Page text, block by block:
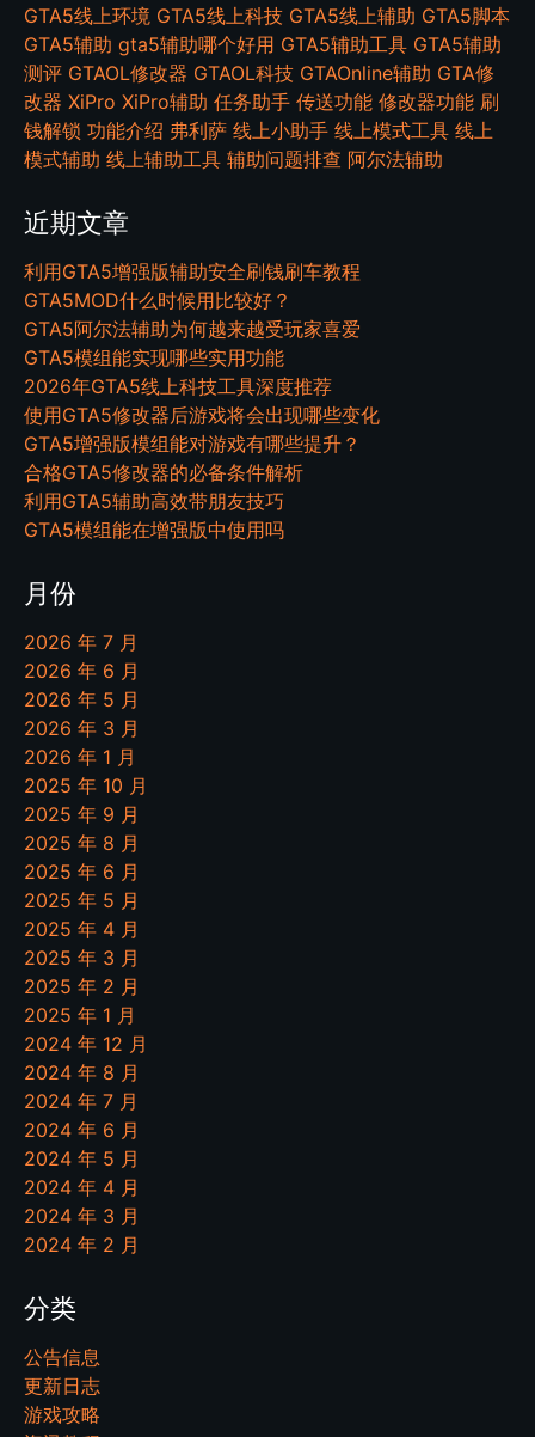
GTA5线上环境 GTA5线上科技 GTA5线上辅助 GTA5脚本
GTA5辅助 gta5辅助哪个好用 GTA5辅助工具 GTA5辅助
测评 GTAOL修改器 GTAOL科技 GTAOnline辅助 GTA修
改器 XiPro XiPro辅助 任务助手 传送功能 修改器功能 刷
钱解锁 功能介绍 弗利萨 线上小助手 线上模式工具 线上
模式辅助 线上辅助工具 辅助问题排查 阿尔法辅助
近期文章
利用GTA5增强版辅助安全刷钱刷车教程
GTA5MOD什么时候用比较好？
GTA5阿尔法辅助为何越来越受玩家喜爱
GTA5模组能实现哪些实用功能
2026年GTA5线上科技工具深度推荐
使用GTA5修改器后游戏将会出现哪些变化
GTA5增强版模组能对游戏有哪些提升？
合格GTA5修改器的必备条件解析
利用GTA5辅助高效带朋友技巧
GTA5模组能在增强版中使用吗
月份
2026 年 7 月
2026 年 6 月
2026 年 5 月
2026 年 3 月
2026 年 1 月
2025 年 10 月
2025 年 9 月
2025 年 8 月
2025 年 6 月
2025 年 5 月
2025 年 4 月
2025 年 3 月
2025 年 2 月
2025 年 1 月
2024 年 12 月
2024 年 8 月
2024 年 7 月
2024 年 6 月
2024 年 5 月
2024 年 4 月
2024 年 3 月
2024 年 2 月
分类
公告信息
更新日志
游戏攻略